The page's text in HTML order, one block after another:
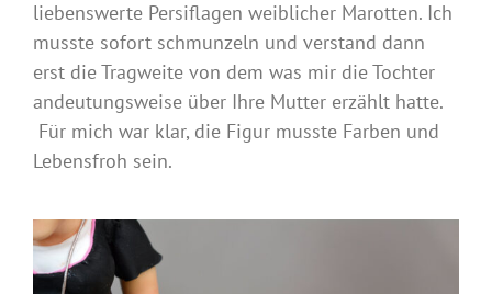
liebenswerte Persiflagen weiblicher Marotten. Ich
musste sofort schmunzeln und verstand dann
erst die Tragweite von dem was mir die Tochter
andeutungsweise über Ihre Mutter erzählt hatte.
Für mich war klar, die Figur musste Farben und
Lebensfroh sein.